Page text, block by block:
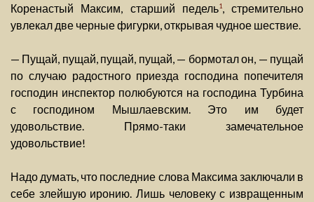
Коренастый Максим, старший педель1, стремительно
увлекал две черные фигурки, открывая чудное шествие.
— Пущай, пущай, пущай, пущай, — бормотал он, — пущай
по случаю радостного приезда господина попечителя
господин инспектор полюбуются на господина Турбина
с господином Мышлаевским. Это им будет
удовольствие. Прямо-таки замечательное
удовольствие!
Надо думать, что последние слова Максима заключали в
себе злейшую иронию. Лишь человеку с извращенным